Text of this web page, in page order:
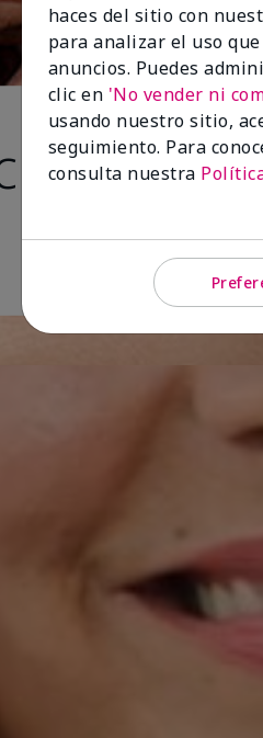
haces del sitio con
para analizar el uso
anuncios. Puedes
clic en 'No vender ni
usando nuestro sitio,
seguimiento. Para
consulta nuestra